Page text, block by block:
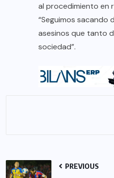
al procedimiento en
“Seguimos sacando
asesinos que tanto
sociedad”.
PREVIOUS